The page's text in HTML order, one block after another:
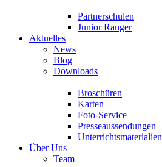
Partnerschulen
Junior Ranger
Aktuelles
News
Blog
Downloads
Broschüren
Karten
Foto-Service
Presseaussendungen
Unterrichtsmaterialien
Über Uns
Team